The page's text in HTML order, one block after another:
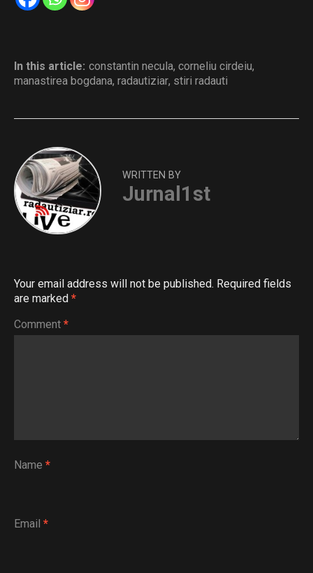
In this article: constantin necula, corneliu cirdeiu,
manastirea bogdana, radautiziar, stiri radauti
WRITTEN BY
Jurnal1st
Your email address will not be published. Required fields
are marked *
Comment *
Name *
Email *